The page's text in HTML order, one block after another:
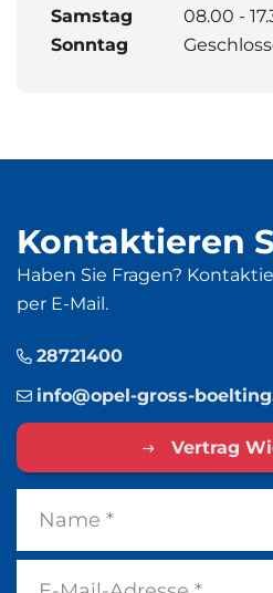
Samstag
08.00 -
Sonntag
Kontaktieren
Haben Sie Fragen?
per E-Mail.
28721400
info@opel-gross-
Vertrag